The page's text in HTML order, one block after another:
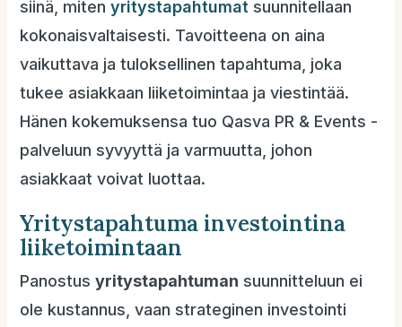
siinä, mitenyritystapahtumatsuunnitellaan
kokonaisvaltaisesti. Tavoitteena on aina
vaikuttava ja tuloksellinen tapahtuma, joka
tukee asiakkaan liiketoimintaa ja viestintää.
Hänen kokemuksensa tuo Qasva PR & Events -
palveluun syvyyttä ja varmuutta, johon
asiakkaat voivat luottaa.
Yritystapahtuma investointina
liiketoimintaan
Panostusyritystapahtuman suunnitteluun ei
ole kustannus, vaan strateginen investointi